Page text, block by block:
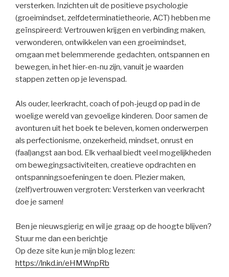
versterken. Inzichten uit de positieve psychologie
(groeimindset, zelfdeterminatietheorie, ACT) hebben me
geïnspireerd: Vertrouwen krijgen en verbinding maken,
verwonderen, ontwikkelen van een groeimindset,
omgaan met belemmerende gedachten, ontspannen en
bewegen, in het hier-en-nu zijn, vanuit je waarden
stappen zetten op je levenspad.
Als ouder, leerkracht, coach of poh-jeugd op pad in de
woelige wereld van gevoelige kinderen. Door samen de
avonturen uit het boek te beleven, komen onderwerpen
als perfectionisme, onzekerheid, mindset, onrust en
(faal)angst aan bod. Elk verhaal biedt veel mogelijkheden
om bewegingsactiviteiten, creatieve opdrachten en
ontspanningsoefeningen te doen. Plezier maken,
(zelf)vertrouwen vergroten: Versterken van veerkracht
doe je samen!
Ben je nieuwsgierig en wil je graag op de hoogte blijven?
Stuur me dan een berichtje
Op deze site kun je mijn blog lezen:
https://lnkd.in/eHMWnpRb